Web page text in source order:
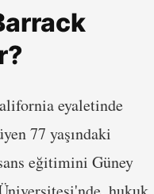
eyaletinde
77 yaşındaki
eğitimini Güney